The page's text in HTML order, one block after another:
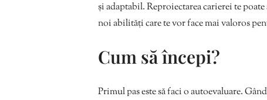
și adaptabil. Reproiectarea carierei te
noi abilități care te vor face mai valoros
Cum să începi?
Primul pas este să faci o autoevaluare.